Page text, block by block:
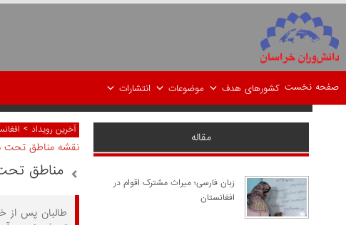
صفحه نخست کشورهای هدف موضوعات انتشارات
آخرین رویداد >
نقشه مناطق تحت
مناطق
مقاله
زبان فارسی؛ میراث مشترک اقوام در
افغانستان